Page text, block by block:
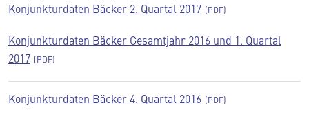
Konjunkturdaten Bäcker 2. Quartal 2017
Konjunkturdaten Bäcker Gesamtjahr 2016 und 1. Quartal
2017
Konjunkturdaten Bäcker 4. Quartal 2016